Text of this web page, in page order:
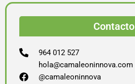
Contacto
964 012 527
hola@camaleoninnova.com
@camaleoninnova